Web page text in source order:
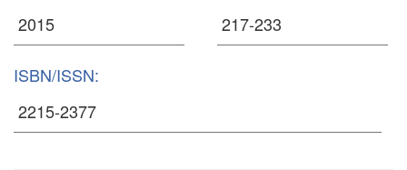
ISBN/ISSN: